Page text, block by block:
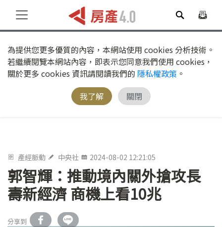
為提供您更多優質的內容，本網站使用 cookies 分析技術。
若繼續閱覽本網站內容，即表示您同意我們使用 cookies，
關於更多 cookies 資訊請閱讀我們的 隱私權政策 。
我了解
關閉
產經脈動 中央社 2024-08-02 12:21:05
郭智輝：推動境內關外搶攻長
壽新經濟 商機上看10兆
分享到